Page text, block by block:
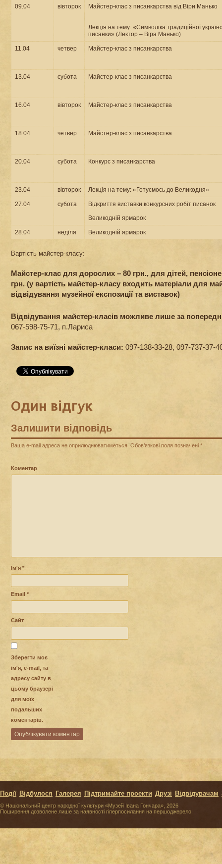
09.04 вівторок Майстер-клас з писанкарства від Віри Манько
Лекція на тему: «Символіка традиційної
писанки» (Лектор – Віра Манько)
11.04 четвер Майстер-клас з писанкарства
13.04 субота Майстер-клас з писанкарства
16.04 вівторок Майстер-клас з писанкарства
18.04 четвер Майстер-клас з писанкарства
20.04 субота Конкурс з писанкарства
23.04 вівторок Лекція на тему: «Готуємось до Великодня»
27.04 субота
Відкриття виставки конкурсних робіт писанок
Великодній ярмарок
28.04 неділя Великодній ярмарок
Вартість майстер-класу:
Майстер-клас для дорослих – 80 грн., для дітей,
грн. (у вартість майстер-класу входить матеріали для
відвідування музейної експозиції та виставок)
Відвідування майстер-класів можливе лише за
067-598-75-71, п.Лариса
Запис на виїзні майстер-класи: 097-138-33-28, 097-737-37-
Один відгук
Залишити відповідь
Ваша e-mail адреса не оприлюднюватиметься. Обов’язкові поля позначені *
Коментар
Ім'я *
Email *
Сайт
Зберегти моє
ім'я, e-mail, та
адресу сайту в
цьому браузері
для моїх
подальших
коментарів.
© Національний центр народної культури «Музей Івана Гончара», 2026
Поширення дозволене лише за наявності гіперпосилання на першоджерело!
Події Відбулося Галерея Підтримайте проекти Друзі Відвідувачам